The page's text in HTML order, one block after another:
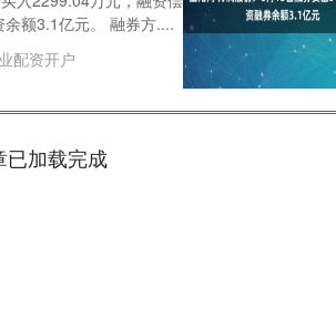
额3.1亿元。 融券方....
配资开户
已加载完成